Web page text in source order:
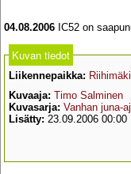
04.08.2006 IC52 on
Kuvan tiedot
Liikennepaikka: Riihimäki
Kuvaaja: Timo Salminen
Kuvasarja: Vanhan juna-
Lisätty: 23.09.2006 00:00